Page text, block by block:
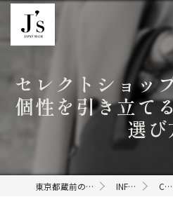
セレクトショッ
個性を引き立て
選び
東京都蔵前のセレクトショップならJ's INFORMATION COLUMN